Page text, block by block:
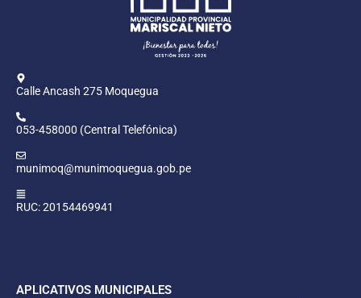
Calle Ancash 275 Moquegua
053-458000 (Central Telefónica)
munimoq@munimoquegua.gob.pe
RUC: 20154469941
APLICATIVOS MUNICIPALES